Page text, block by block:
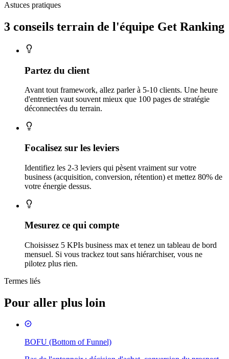
Astuces pratiques
3 conseils terrain de l'équipe Get Ranking
Partez du client
Avant tout framework, allez parler à 5-10 clients. Une heure
d'entretien vaut souvent mieux que 100 pages de stratégie
déconnectées du terrain.
Focalisez sur les leviers
Identifiez les 2-3 leviers qui pèsent vraiment sur votre
business (acquisition, conversion, rétention) et mettez 80% de
votre énergie dessus.
Mesurez ce qui compte
Choisissez 5 KPIs business max et tenez un tableau de bord
mensuel. Si vous trackez tout sans hiérarchiser, vous ne
pilotez plus rien.
Termes liés
Pour aller plus loin
BOFU (Bottom of Funnel)